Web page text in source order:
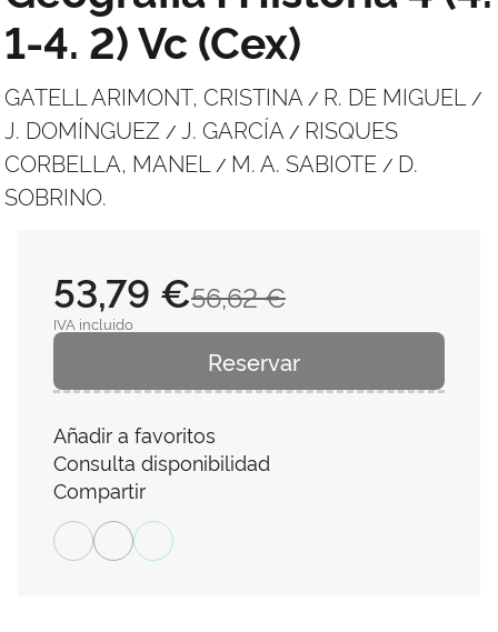
1-4. 2) Vc (Cex)
GATELL ARIMONT, CRISTINA / R. DE MIGUEL /
J. DOMÍNGUEZ / J. GARCÍA / RISQUES
CORBELLA, MANEL
/ M. A. SABIOTE / D.
SOBRINO.
56,62 €
53,79 €
IVA incluido
Reservar
Añadir a favoritos
Consulta disponibilidad
Compartir